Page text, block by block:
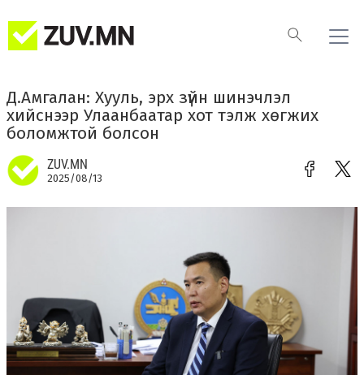
Д.Амгалан: Хууль, эрх зүйн шинэчлэл
хийснээр Улаанбаатар хот тэлж хөгжих
боломжтой болсон
ZUV.MN
2025/08/13